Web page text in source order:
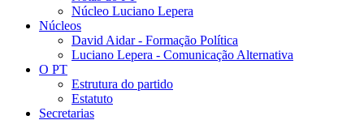
Núcleo Luciano Lepera
Núcleos
David Aidar - Formação Política
Luciano Lepera - Comunicação Alternativa
O PT
Estrutura do partido
Estatuto
Secretarias